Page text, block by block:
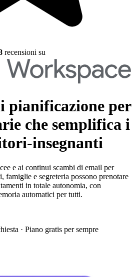
recensioni su
pianificazione per
che semplifica i
insegnanti
e ai continui scambi di email per
famiglie e segreteria possono prenotare
in totale autonomia, con
automatici per tutti.
· Piano gratis per sempre